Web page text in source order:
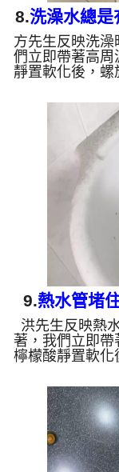
8.洗澡水總是
方先生反映洗
們立即帶著高
靜置軟化後，螺
源源不絕，經
大了。 為什麼
帶不走管壁陳
的居家隱患：
（氧化錳）：
合金接頭氧化
9.熱水管堵
洪先生反映熱
著，我們立即
檸檬酸靜置軟化
黃水！顏色越
終於恢復。 為
水壓帶不走管
不同的居家隱
黑色（氧化
綠）： 銅合金